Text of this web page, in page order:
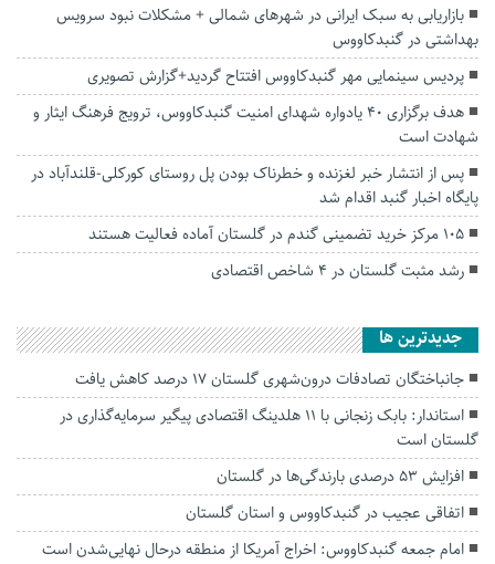
بازاریابی به سبک ایرانی در شهرهای شمالی + مشکلات نبود سرویس
بهداشتی در گنبدکاووس
پردیس سینمایی مهر گنبدکاووس افتتاح گردید+گزارش تصویری
هدف برگزاری ۴۰ یادواره شهدای امنیت گنبدکاووس، ترویج فرهنگ ایثار و
شهادت است
پس از انتشار خبر لغزنده و خطرناک بودن پل روستای کورکلی-قلندآباد در
پایگاه اخبار گنبد اقدام شد
۱۰۵ مرکز خرید تضمینی گندم در گلستان آماده فعالیت هستند
رشد مثبت گلستان در 4 شاخص اقتصادی
جديدترين ها
جانباختگان تصادفات درون‌شهری گلستان ۱۷ درصد کاهش یافت
استاندار: بابک زنجانی با ۱۱ هلدینگ اقتصادی پیگیر سرمایه‌گذاری در
گلستان است
افزایش ۵۳ درصدی بارندگی‌ها در گلستان
اتفاقی عجیب در‌ گنبدکاووس و استان گلستان
امام جمعه گنبدکاووس: اخراج آمریکا از منطقه درحال نهایی‌شدن است